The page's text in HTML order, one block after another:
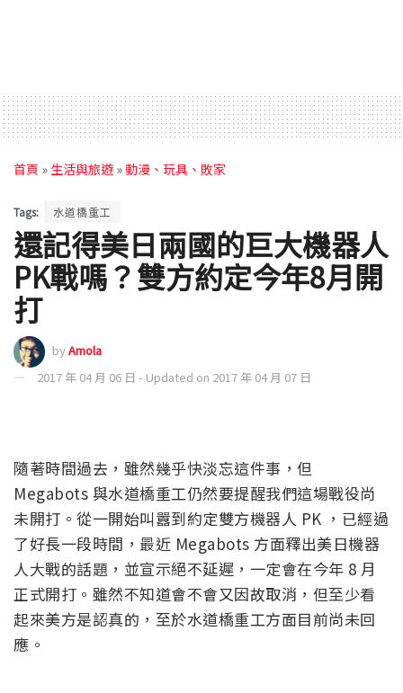
首頁 » 生活與旅遊 » 動漫、玩具、敗家
Tags: 水道橋重工
還記得美日兩國的巨大機器人
PK戰嗎？雙方約定今年8月開
打
byAmola
2017 年 04 月 06 日 - Updated on 2017 年 04 月 07 日
隨著時間過去，雖然幾乎快淡忘這件事，但
Megabots 與水道橋重工仍然要提醒我們這場戰役尚
未開打。從一開始叫囂到約定雙方機器人 PK ，已經過
了好長一段時間，最近 Megabots 方面釋出美日機器
人大戰的話題，並宣示絕不延遲，一定會在今年 8 月
正式開打。雖然不知道會不會又因故取消，但至少看
起來美方是認真的，至於水道橋重工方面目前尚未回
應。